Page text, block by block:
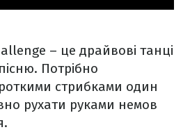
– це драйвові танці
Потрібно
стрибками один
рухати руками немов